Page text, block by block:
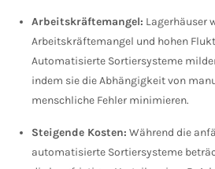
Arbeitskräftemangel: Lagerhäuser
Arbeitskräftemangel und hohen
Automatisierte Sortiersysteme
indem sie die Abhängigkeit von
menschliche Fehler minimieren.
Steigende Kosten: Während die
automatisierte Sortiersysteme